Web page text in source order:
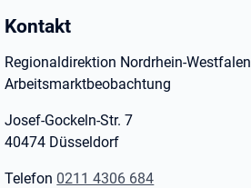
Kontakt
Regionaldirektion Nordrhein-Westfalen
Arbeitsmarktbeobachtung
Josef-Gockeln-Str. 7
40474 Düsseldorf
Telefon 0211 4306 684